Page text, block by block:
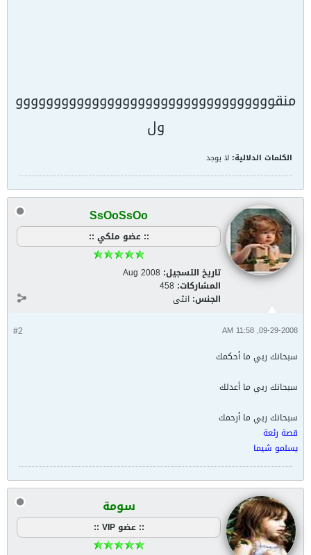
منقوووووووووووووووووووووووووووووووووو
ول
الكلمات الدلالية: لا يوجد
SsOoSsOo
:: عضو ملكي ::
تاريخ التسجيل: Aug 2008
المشاركات: 458
الجنس: انثى
#2 09-29-2008, 11:58 AM
سبحانك ربي ما أحكمك
سبحانك ربي ما أعدلك
سبحانك ربي ما أرحمك
قصة رئعة
يسلمو شيما
سومة
:: عضو VIP ::